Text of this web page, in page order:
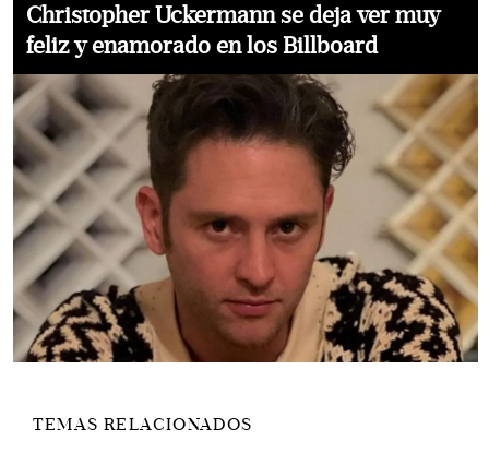
Christopher Uckermann se deja ver muy
feliz y enamorado en los Billboard
TEMAS RELACIONADOS